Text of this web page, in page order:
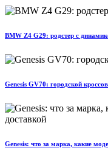
BMW Z4 G29: родстер с
Genesis GV70: городской
Genesis: что за марка, какие